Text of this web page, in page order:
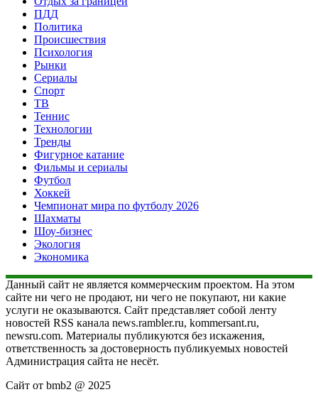
ПДД
Политика
Происшествия
Психология
Рынки
Сериалы
Спорт
ТВ
Теннис
Технологии
Тренды
Фигурное катание
Фильмы и сериалы
Футбол
Хоккей
Чемпионат мира по футболу 2026
Шахматы
Шоу-бизнес
Экология
Экономика
Данный сайт не является коммерческим проектом. На этом
сайте ни чего не продают, ни чего не покупают, ни какие
услуги не оказываются. Сайт представляет собой ленту
новостей RSS канала news.rambler.ru, kommersant.ru,
newsru.com. Материалы публикуются без искажения,
ответственность за достоверность публикуемых новостей
Администрация сайта не несёт.
Сайт от bmb2 @ 2025